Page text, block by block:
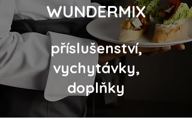
WUNDERMIX
příslušenství,
vychytávky,
doplňky